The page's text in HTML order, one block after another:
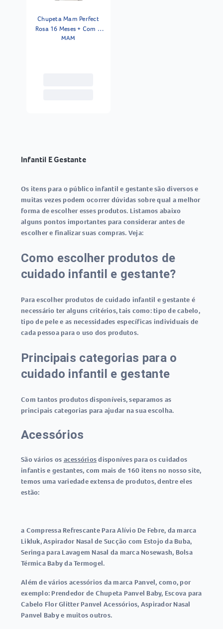
Chupeta Mam Perfect
Rosa 16 Meses + Com 2
Unidades
MAM
Infantil E Gestante
Os itens para o público infantil e gestante são diversos e
muitas vezes podem ocorrer dúvidas sobre qual a melhor
forma de escolher esses produtos. Listamos abaixo
alguns pontos importantes para considerar antes de
escolher e finalizar suas compras. Veja:
Como escolher produtos de
cuidado infantil e gestante?
Para escolher produtos de cuidado infantil e gestante é
necessário ter alguns critérios, tais como: tipo de cabelo,
tipo de pele e as necessidades específicas individuais de
cada pessoa para o uso dos produtos.
Principais categorias para o
cuidado infantil e gestante
Com tantos produtos disponíveis, separamos as
principais categorias para ajudar na sua escolha.
Acessórios
São vários os acessóriosdisponíves para os cuidados
infantis e gestantes, com mais de 160 itens no nosso site,
temos uma variedade extensa de produtos, dentre eles
estão:
a Compressa Refrescante Para Alívio De Febre, da marca
Likluk, Aspirador Nasal de Sucção com Estojo da Buba,
Seringa para Lavagem Nasal da marca Nosewash, Bolsa
Térmica Baby da Termogel.
Além de vários acessórios da marca Panvel, como, por
exemplo: Prendedor de Chupeta Panvel Baby, Escova para
Cabelo Flor Glitter Panvel Acessórios, Aspirador Nasal
Panvel Baby e muitos outros.